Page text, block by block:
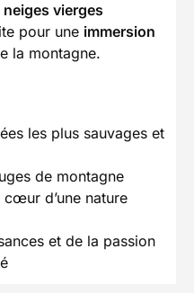
neiges vierges
pour une immersion
la montagne.
les plus sauvages et
de montagne
d’une nature
et de la passion